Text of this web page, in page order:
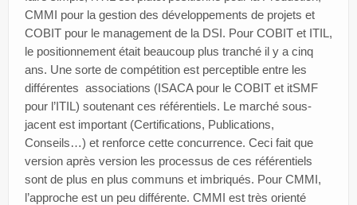
CMMI pour la gestion des développements de projets et
COBIT pour le management de la DSI. Pour COBIT et ITIL,
le positionnement était beaucoup plus tranché il y a cinq
ans. Une sorte de compétition est perceptible entre les
différentes associations (ISACA pour le COBIT et itSMF
pour l’ITIL) soutenant ces référentiels. Le marché sous-
jacent est important (Certifications, Publications,
Conseils…) et renforce cette concurrence. Ceci fait que
version après version les processus de ces référentiels
sont de plus en plus communs et imbriqués. Pour CMMI,
l’approche est un peu différente. CMMI est très orienté